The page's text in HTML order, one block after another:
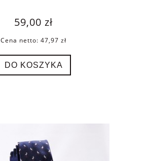
59,00 zł
Cena netto: 47,97 zł
DO KOSZYKA